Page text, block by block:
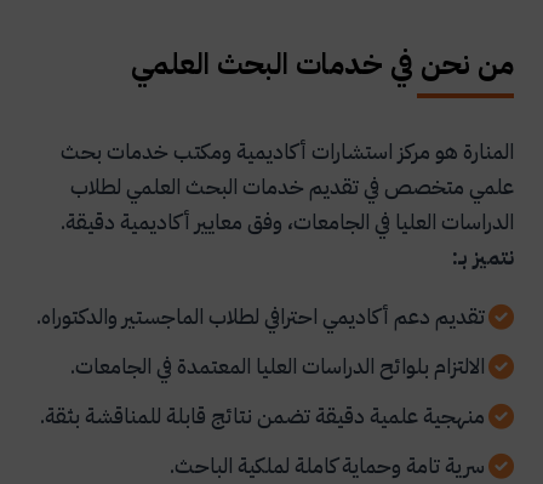
من نحن في خدمات البحث العلمي
المنارة هو مركز استشارات أكاديمية ومكتب خدمات بحث
علمي متخصص في تقديم خدمات البحث العلمي لطلاب
الدراسات العليا في الجامعات، وفق معايير أكاديمية دقيقة.
نتميز بـ:
تقديم دعم أكاديمي احترافي لطلاب الماجستير والدكتوراه.
الالتزام بلوائح الدراسات العليا المعتمدة في الجامعات.
منهجية علمية دقيقة تضمن نتائج قابلة للمناقشة بثقة.
سرية تامة وحماية كاملة لملكية الباحث.